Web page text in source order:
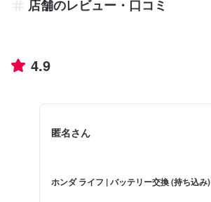
店舗のレビュー・口コミ
4.9
匿名さん
ホンダ ライフ | バッテリー交換 (持ち込み)